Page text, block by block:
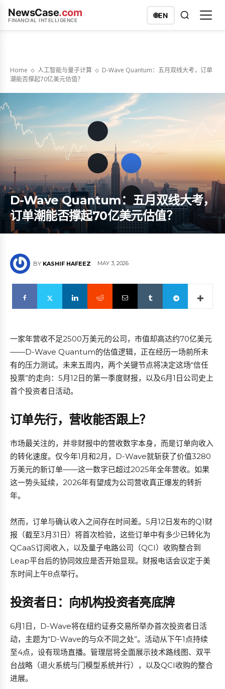
NewsCase.com
FINANCIAL INTELLIGENCE
🌐EN
Home 人工智能与量子计算
D-Wave Quantum：五月双线大考，订单
潮能否撑起70亿美元估值？
D-Wave Quantum：五月双线大考，
订单潮能否撑起70亿美元估值？
BY KASHIF HAFEEZ MAY 3, 2026
一家年营收不足2500万美元的公司，市值却高达约70亿美元
——D-Wave Quantum的估值逻辑，正在经历一场前所未
有的压力测试。未来五周内，两个关键节点将决定这场“信任
投票”的走向：5月12日的第一季度财报，以及6月1日公司史上
首个投资者日活动。
订单先行，营收能否跟上？
市场最关注的，并非财报中的营收数字本身，而是订单向收入
的转化速度。仅今年1月和2月，D-Wave就斩获了价值3280
万美元的新订单——这一数字已超过2025年全年营收。如果
这一势头延续，2026年有望成为公司营收真正爆发的转折
年。
然而，订单与确认收入之间存在时间差。5月12日发布的Q1财
报（截至3月31日）将首次检验，这些订单中有多少已转化为
QCaaS订阅收入，以及量子电路公司（QCI）收购整合到
Leap平台后的协同效应是否开始显现。财报电话会议定于美
东时间上午8点举行。
投资者日：向机构投资者亮底牌
6月1日，D-Wave将在纽约证券交易所举办首次投资者日活
动，主题为“D-Wave的与众不同之处”。活动从下午1点持续
至4点，设有现场直播。管理层将全面展示技术路线图、双平
台战略（退火系统与门模型系统并行），以及QCI收购的整合
进展。